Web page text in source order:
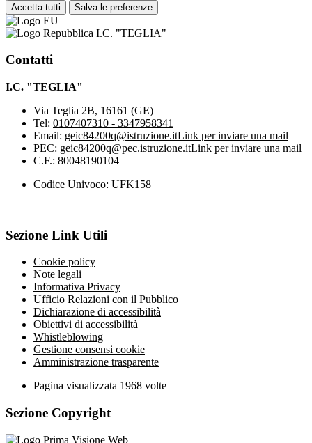
Accetta tutti Salva le preferenze
I.C. "TEGLIA"
Contatti
I.C. "TEGLIA"
Via Teglia 2B, 16161 (GE)
Tel: 0107407310 - 3347958341
Email: geic84200q@istruzione.itLink per inviare una mail
PEC: geic84200q@pec.istruzione.itLink per inviare una mail
C.F.: 80048190104
Codice Univoco: UFK158
Sezione Link Utili
Cookie policy
Note legali
Informativa Privacy
Ufficio Relazioni con il Pubblico
Dichiarazione di accessibilità
Obiettivi di accessibilità
Whistleblowing
Gestione consensi cookie
Amministrazione trasparente
Pagina visualizzata 1968 volte
Sezione Copyright